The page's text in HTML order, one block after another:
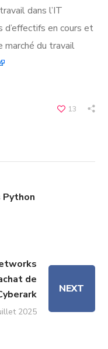
dans l’IT
en cours et
marché du travail
13
de
2025
NEXT